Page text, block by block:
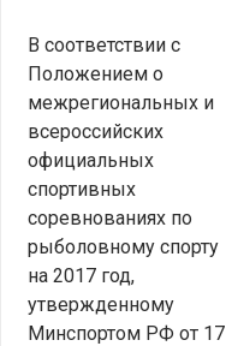
В соответствии с
Положением о
межрегиональных и
всероссийских
официальных
спортивных
соревнованиях по
рыболовному спорту
на 2017 год,
утвержденному
Минспортом РФ от 17